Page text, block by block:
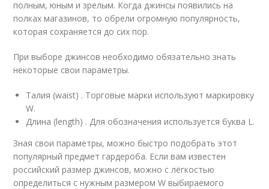
полным, юным и зрелым. Когда джинсы появились на
полках магазинов, то обрели огромную популярность,
которая сохраняется до сих пор.
При выборе джинсов необходимо обязательно знать
некоторые свои параметры.
Талия (waist) . Торговые марки используют маркировку
W.
Длина (length) . Для обозначения используется буква L.
Зная свои параметры, можно быстро подобрать этот
популярный предмет гардероба. Если вам известен
российский размер джинсов, можно с лёгкостью
определиться с нужным размером W выбираемого